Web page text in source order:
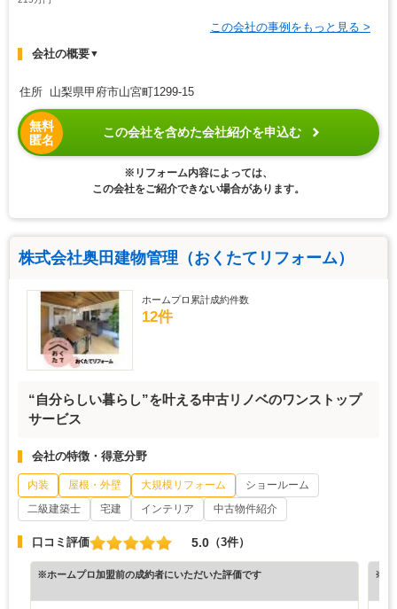
この会社の事例をもっと見る >
会社の概要▼
住所 山梨県甲府市山宮町1299-15
無料
匿名
この会社を含めた会社紹介を申込む
※リフォーム内容によっては、
この会社をご紹介できない場合があります。
株式会社奥田建物管理（おくたてリフォーム）
ホームプロ累計成約件数
12件
“自分らしい暮らし”を叶える中古リノベのワンストップ
サービス
会社の特徴・得意分野
内装 屋根・外壁 大規模リフォーム
ショールーム
二級建築士
宅建 インテリア 中古物件紹介
口コミ評価 5.0 （3件）
※ホームプロ加盟前の成約者にいただいた評価です ※ホ